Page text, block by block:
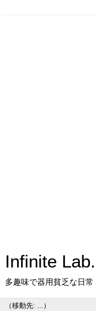
Infinite Lab.
多趣味で器用貧乏な日常